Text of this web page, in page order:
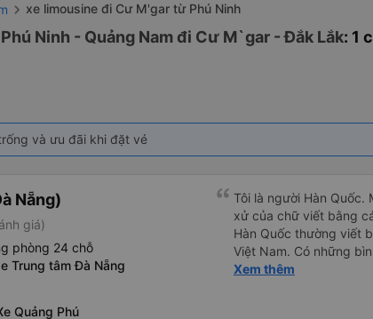
xe limousine đi Cư M'gar từ Phú Ninh
Ninh - Quảng Nam đi Cư M`gar - Đắk Lắk: 1
và ưu đãi khi đặt vé
Nẵng)
giá)
phòng 24 chỗ
Trung tâm Đà Nẵng
Quảng Phú
Tôi là người Hàn
xử của chữ viết bằng
Hàn Quốc thường viết
Việt Nam. Có những
bình luận khen vất vả
sạch sẽ, tài xế rất
Xem thêm